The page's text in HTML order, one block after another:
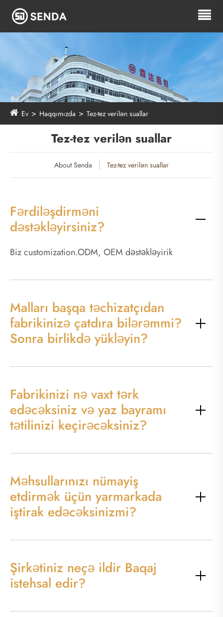
Ev Haqqımızda Tez-tez verilən suallar
Tez-tez verilən suallar
About Senda Tez-tez verilən suallar
Fərdiləşdirməni
dəstəkləyirsiniz?
Biz customization.ODM, OEM dəstəkləyirik
Malları başqa təchizatçıdan
fabrikinizə çatdıra bilərəmmi?
Sonra birlikdə yükləyin?
Fabrikinizi nə vaxt tərk
edəcəksiniz və yaz bayramı
tətilinizi keçirəcəksiniz?
Məhsullarınızı nümayiş
etdirmək üçün yarmarkada
iştirak edəcəksinizmi?
Şirkətiniz neçə ildir Baqaj
istehsal edir?